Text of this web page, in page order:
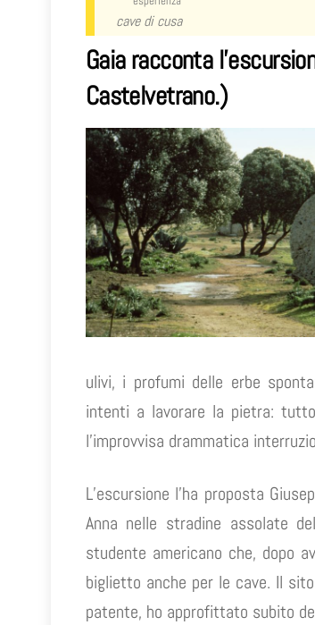
cave di cusa
Gaia racconta
Castelvetrano.)
ulivi, i profumi delle erbe
intenti a lavorare la pietra:
l’improvvisa drammatica
L’escursione l’ha proposta
Anna nelle stradine assolate
studente americano che, dopo
biglietto anche per le cave. Il
patente, ho approfittato subito